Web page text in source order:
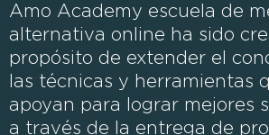
Amo Academy escuela de
alternativa online ha sido
propósito de extender el
las técnicas y herramientas
apoyan para lograr mejores
a través de la entrega de